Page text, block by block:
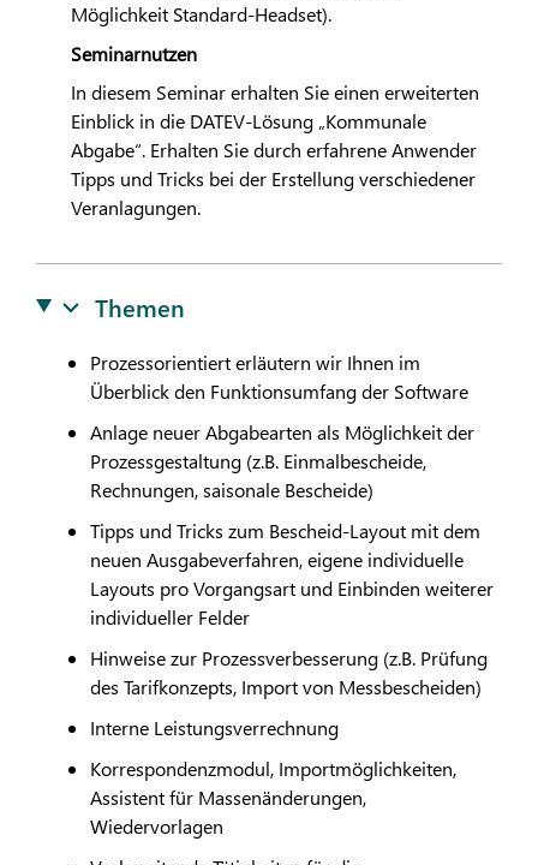
Möglichkeit Standard-Headset).
Seminarnutzen
In diesem Seminar erhalten Sie einen erweiterten
Einblick in die DATEV-Lösung „Kommunale
Abgabe“. Erhalten Sie durch erfahrene Anwender
Tipps und Tricks bei der Erstellung verschiedener
Veranlagungen.
Themen
Prozessorientiert erläutern wir Ihnen im
Überblick den Funktionsumfang der Software
Anlage neuer Abgabearten als Möglichkeit der
Prozessgestaltung (z.B. Einmalbescheide,
Rechnungen, saisonale Bescheide)
Tipps und Tricks zum Bescheid-Layout mit dem
neuen Ausgabeverfahren, eigene individuelle
Layouts pro Vorgangsart und Einbinden weiterer
individueller Felder
Hinweise zur Prozessverbesserung (z.B. Prüfung
des Tarifkonzepts, Import von Messbescheiden)
Interne Leistungsverrechnung
Korrespondenzmodul, Importmöglichkeiten,
Assistent für Massenänderungen,
Wiedervorlagen